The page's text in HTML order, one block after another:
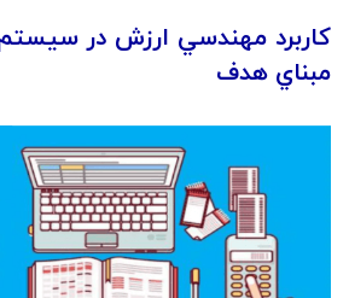
کاربرد مهندسي ارزش در سيستم
مبناي هدف